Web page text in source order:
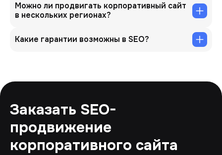
Можно ли продвигать корпоративный сайт
в нескольких регионах?
Какие гарантии возможны в SEO?
Заказать SEO-
продвижение
корпоративного сайта